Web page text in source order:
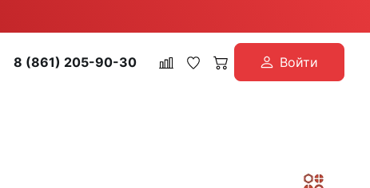
8 (861) 205-90-30 Войти